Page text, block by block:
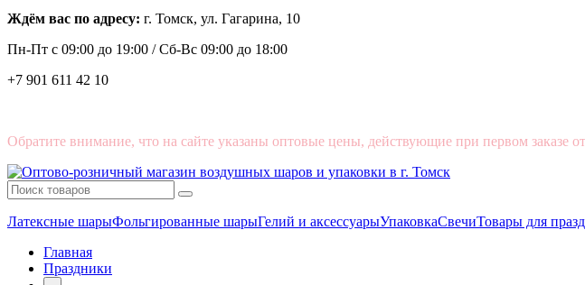
Ждём вас по адресу: г. Томск, ул. Гагарина, 10
Пн-Пт с 09:00 до 19:00 /Сб-Вс 09:00 до 18:00
+7 901 611 42 10
Обратите внимание, что на сайте указаны оптовые цены, действующие при первом заказе
Латексные шарыФольгированные шарыГелий и аксессуарыУпаковкаСвечиТовары для
Главная
Праздники